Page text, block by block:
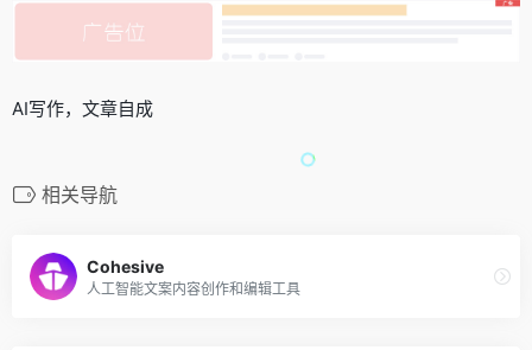
AI写作，文章自成
相关导航
Cohesive
人工智能文案内容创作和编辑工具